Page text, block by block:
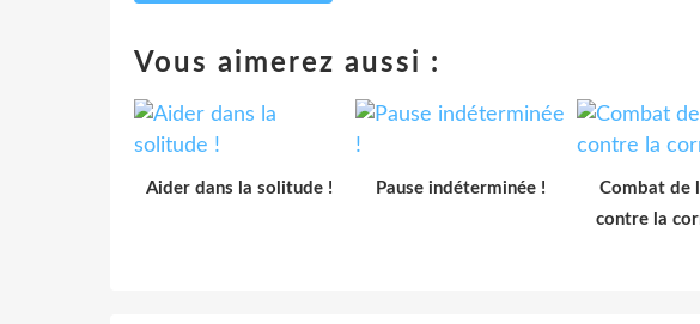
Vous aimerez aussi :
Aider dans la solitude ! Pause indéterminée !
Combat de
contre la